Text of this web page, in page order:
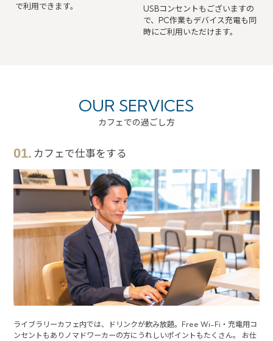
で利用できます。
USBコンセントもございますの
で、PC作業もデバイス充電も同
時にご利用いただけます。
カフェでの過ごし方
OUR SERVICES
01. カフェで仕事をする
ライブラリーカフェ内では、ドリンクが飲み放題。Free Wi-Fi・充電用コ
ンセントもありノマドワーカーの方にうれしいポイントもたくさん。 お仕